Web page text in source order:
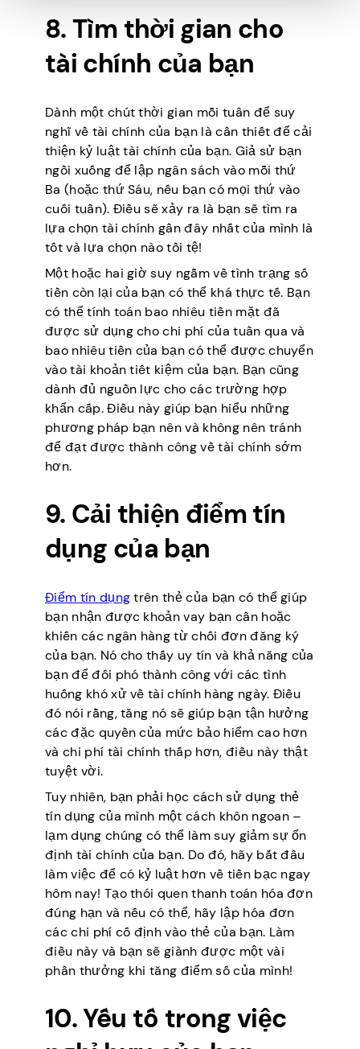
8. Tìm thời gian cho
tài chính của bạn
Dành một chút thời gian mỗi tuần để suy
nghĩ về tài chính của bạn là cần thiết để cải
thiện kỷ luật tài chính của bạn. Giả sử bạn
ngồi xuống để lập ngân sách vào mỗi thứ
Ba (hoặc thứ Sáu, nếu bạn có mọi thứ vào
cuối tuần). Điều sẽ xảy ra là bạn sẽ tìm ra
lựa chọn tài chính gần đây nhất của mình là
tốt và lựa chọn nào tồi tệ!
Một hoặc hai giờ suy ngẫm về tình trạng số
tiền còn lại của bạn có thể khá thực tế. Bạn
có thể tính toán bao nhiêu tiền mặt đã
được sử dụng cho chi phí của tuần qua và
bao nhiêu tiền của bạn có thể được chuyển
vào tài khoản tiết kiệm của bạn. Bạn cũng
dành đủ nguồn lực cho các trường hợp
khẩn cấp. Điều này giúp bạn hiểu những
phương pháp bạn nên và không nên tránh
để đạt được thành công về tài chính sớm
hơn.
9. Cải thiện điểm tín
dụng của bạn
Điểm tín dụngtrên thẻ của bạn có thể giúp
bạn nhận được khoản vay bạn cần hoặc
khiến các ngân hàng từ chối đơn đăng ký
của bạn. Nó cho thấy uy tín và khả năng của
bạn để đối phó thành công với các tình
huống khó xử về tài chính hàng ngày. Điều
đó nói rằng, tăng nó sẽ giúp bạn tận hưởng
các đặc quyền của mức bảo hiểm cao hơn
và chi phí tài chính thấp hơn, điều này thật
tuyệt vời.
Tuy nhiên, bạn phải học cách sử dụng thẻ
tín dụng của mình một cách khôn ngoan –
lạm dụng chúng có thể làm suy giảm sự ổn
định tài chính của bạn. Do đó, hãy bắt đầu
làm việc để có kỷ luật hơn về tiền bạc ngay
hôm nay! Tạo thói quen thanh toán hóa đơn
đúng hạn và nếu có thể, hãy lập hóa đơn
các chi phí cố định vào thẻ của bạn. Làm
điều này và bạn sẽ giành được một vài
phần thưởng khi tăng điểm số của mình!
10. Yếu tố trong việc